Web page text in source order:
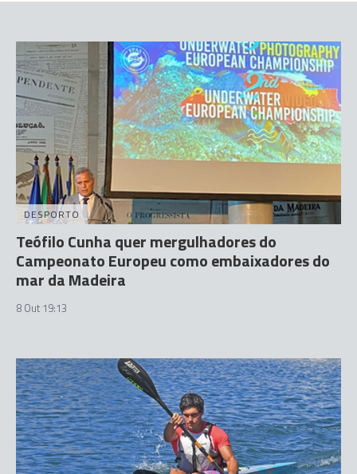
DESPORTO
Teófilo Cunha quer mergulhadores do
Campeonato Europeu como embaixadores do
mar da Madeira
8 Out 19:13